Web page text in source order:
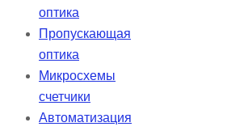
оптика
Пропускающая
оптика
Микросхемы
счетчики
Автоматизация